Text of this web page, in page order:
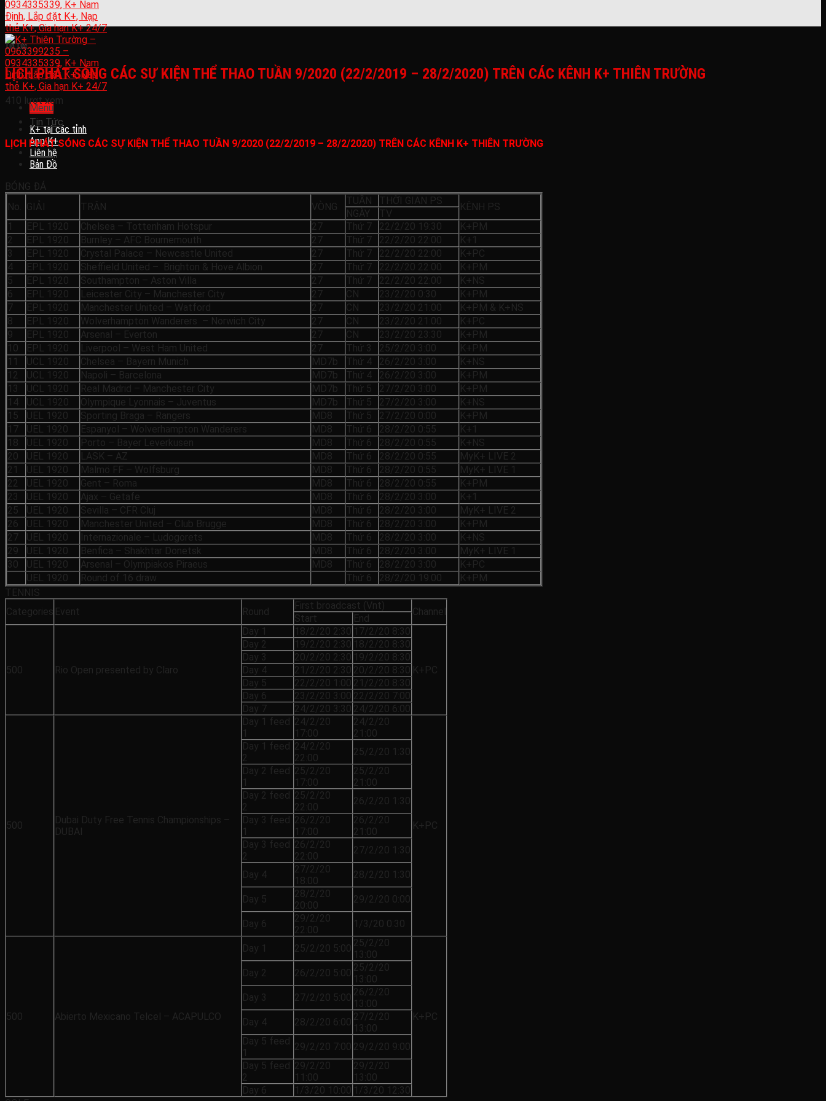
Menu
K+ tại các tỉnh
App K+
Liên hệ
Bản Đồ
Tin Tức
LỊCH PHÁT SÓNG CÁC SỰ KIỆN THỂ THAO TUẦN 9/2020 (22/2/2019 – 28/2/2020) TRÊN CÁC KÊNH K+ THIÊN TRƯỜNG
410 lượt xem
Tin Tức
LỊCH PHÁT SÓNG CÁC SỰ KIỆN THỂ THAO TUẦN 9/2020 (22/2/2019 – 28/2/2020) TRÊN CÁC KÊNH K+ THIÊN TRƯỜNG
BÓNG ĐÁ
No.
GIẢI TRẬN VÒNG
TUẦN THỜI GIAN PS
KÊNH PS
NGÀY
TV
1
EPL 1920 Chelsea – Tottenham Hotspur 27 Thứ 7 22/2/20 19:30
K+PM
2
EPL 1920 Burnley – AFC Bournemouth 27 Thứ 7 22/2/20 22:00
K+1
3
EPL 1920 Crystal Palace – Newcastle United 27 Thứ 7 22/2/20 22:00
K+PC
4
EPL 1920 Sheffield United – Brighton & Hove Albion 27 Thứ 7 22/2/20 22:00
K+PM
5
EPL 1920 Southampton – Aston Villa 27 Thứ 7 22/2/20 22:00
K+NS
6
EPL 1920 Leicester City – Manchester City 27 CN 23/2/20 0:30
K+PM
7
EPL 1920 Manchester United – Watford 27 CN 23/2/20 21:00
K+PM & K+NS
8
EPL 1920 Wolverhampton Wanderers – Norwich City 27 CN 23/2/20 21:00
K+PC
9
EPL 1920 Arsenal – Everton 27 CN 23/2/20 23:30
K+PM
10
EPL 1920 Liverpool – West Ham United 27 Thứ 3 25/2/20 3:00
K+PM
11
UCL 1920 Chelsea – Bayern Munich MD7b Thứ 4 26/2/20 3:00
K+NS
12
UCL 1920 Napoli – Barcelona MD7b Thứ 4 26/2/20 3:00
K+PM
13
UCL 1920 Real Madrid – Manchester City MD7b Thứ 5 27/2/20 3:00
K+PM
14
UCL 1920 Olympique Lyonnais – Juventus MD7b Thứ 5 27/2/20 3:00
K+NS
15
UEL 1920 Sporting Braga – Rangers MD8 Thứ 5 27/2/20 0:00
K+PM
17
UEL 1920 Espanyol – Wolverhampton Wanderers MD8 Thứ 6 28/2/20 0:55
K+1
18
UEL 1920 Porto – Bayer Leverkusen MD8 Thứ 6 28/2/20 0:55
K+NS
20
UEL 1920 LASK – AZ MD8 Thứ 6 28/2/20 0:55
MyK+ LIVE 2
21
UEL 1920 Malmö FF – Wolfsburg MD8 Thứ 6 28/2/20 0:55
MyK+ LIVE 1
22
UEL 1920 Gent – Roma MD8 Thứ 6 28/2/20 0:55
K+PM
23
UEL 1920 Ajax – Getafe MD8 Thứ 6 28/2/20 3:00
K+1
25
UEL 1920 Sevilla – CFR Cluj MD8 Thứ 6 28/2/20 3:00
MyK+ LIVE 2
26
UEL 1920 Manchester United – Club Brugge MD8 Thứ 6 28/2/20 3:00
K+PM
27
UEL 1920 Internazionale – Ludogorets MD8 Thứ 6 28/2/20 3:00
K+NS
29
UEL 1920 Benfica – Shakhtar Donetsk MD8 Thứ 6 28/2/20 3:00
MyK+ LIVE 1
30
UEL 1920 Arsenal – Olympiakos Piraeus MD8 Thứ 6 28/2/20 3:00
K+PC
UEL 1920
Round of 16 draw Thứ 6 28/2/20 19:00
K+PM
TENNIS
Categories Event Round
First broadcast (Vnt)
Channel
Start End
500 Rio Open presented by Claro
Day 1 18/2/20 2:30 17/2/20 8:30
K+PC
Day 2 19/2/20 2:30 18/2/20 8:30
Day 3
20/2/20 2:30 19/2/20 8:30
Day 4
21/2/20 2:30 20/2/20 8:30
Day 5
22/2/20 1:00 21/2/20 8:30
Day 6
23/2/20 3:00 22/2/20 7:00
Day 7
24/2/20 3:30 24/2/20 6:00
500
Dubai Duty Free Tennis Championships –
DUBAI
Day 1 feed
1
24/2/20
17:00
24/2/20
21:00
K+PC
Day 1 feed
2
24/2/20
22:00
25/2/20 1:30
Day 2 feed
1
25/2/20
17:00
25/2/20
21:00
Day 2 feed
2
25/2/20
22:00
26/2/20 1:30
Day 3 feed
1
26/2/20
17:00
26/2/20
21:00
Day 3 feed
2
26/2/20
22:00
27/2/20 1:30
Day 4
27/2/20
18:00
28/2/20 1:30
Day 5
28/2/20
20:00
29/2/20 0:00
Day 6
29/2/20
22:00
1/3/20 0:30
500 Abierto Mexicano Telcel – ACAPULCO
Day 1 25/2/20 5:00 25/2/20
13:00
K+PC
Day 2 26/2/20 5:00 25/2/20
13:00
Day 3
27/2/20 5:00 26/2/20
13:00
Day 4
28/2/20 6:00 27/2/20
13:00
Day 5 feed
1
29/2/20 7:00 29/2/20 9:00
Day 5 feed
2
29/2/20
11:00
29/2/20
13:00
Day 6
1/3/20 10:00 1/3/20 12:30